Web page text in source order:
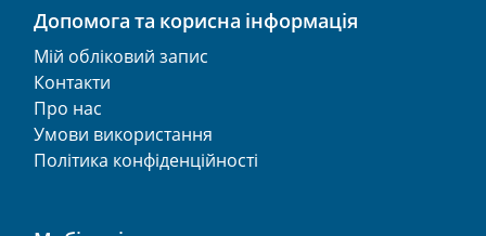
Допомога та корисна інформація
Мій обліковий запис
Контакти
Про нас
Умови використання
Політика конфіденційності